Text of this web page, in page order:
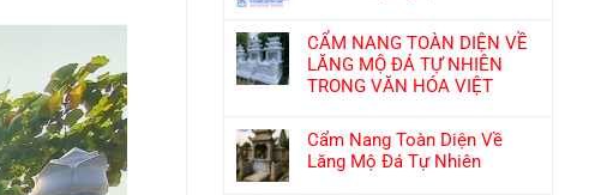
CẨM NANG TOÀN DIỆN VỀ
LĂNG MỘ ĐÁ TỰ NHIÊN
TRONG VĂN HÓA VIỆT
Cẩm Nang Toàn Diện Về
Lăng Mộ Đá Tự Nhiên